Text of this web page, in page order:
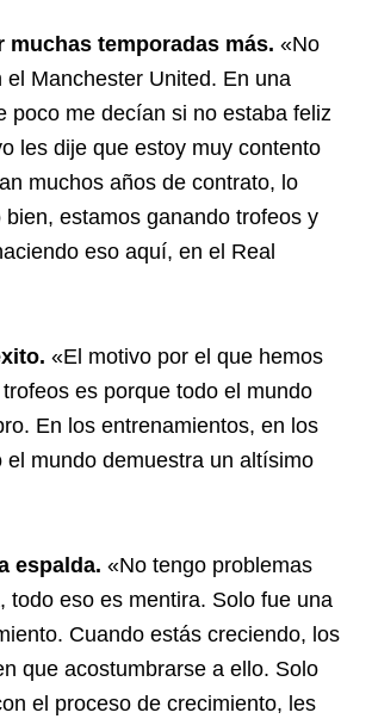
muchas temporadas más. «No
el Manchester United. En una
poco me decían si no estaba feliz
les dije que estoy muy contento
muchos años de contrato, lo
estamos ganando trofeos y
eso aquí, en el Real
«El motivo por el que hemos
es porque todo el mundo
En los entrenamientos, en los
el mundo demuestra un altísimo
espalda. «No tengo problemas
todo eso es mentira. Solo fue una
Cuando estás creciendo, los
que acostumbrarse a ello. Solo
el proceso de crecimiento, les